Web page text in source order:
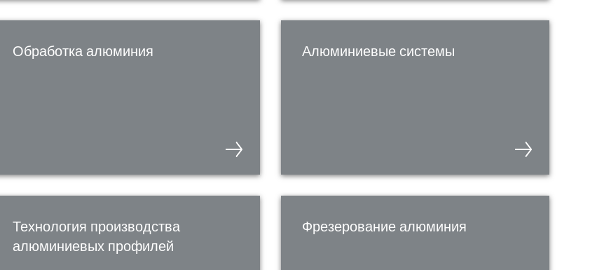
Обработка алюминия Алюминиевые системы
Технология производства
алюминиевых профилей
Фрезерование алюминия